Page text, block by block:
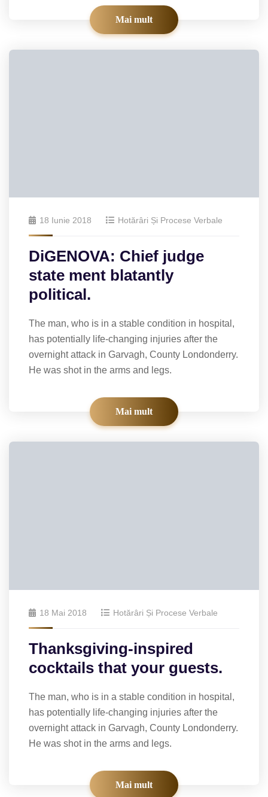
Mai mult
18 Iunie 2018 Hotărâri Și Procese Verbale
DiGENOVA: Chief judge
state ment blatantly
political.
The man, who is in a stable condition in hospital,
has potentially life-changing injuries after the
overnight attack in Garvagh, County Londonderry.
He was shot in the arms and legs.
Mai mult
18 Mai 2018 Hotărâri Și Procese Verbale
Thanksgiving-inspired
cocktails that your guests.
The man, who is in a stable condition in hospital,
has potentially life-changing injuries after the
overnight attack in Garvagh, County Londonderry.
He was shot in the arms and legs.
Mai mult